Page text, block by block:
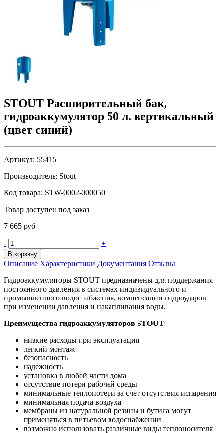
STOUT Расширительный бак,
гидроаккумулятор 50 л. вертикальный
(цвет синий)
Артикул: 55415
Производитель: Stout
Код товара: STW-0002-000050
Товар доступен под заказ
7 665 руб
- +
В корзину
Описание Характеристики Документация Отзывы
Гидроаккумуляторы STOUT предназначены для поддержания
постоянного давления в системах индивидуального и
промышленного водоснабжения, компенсации гидроударов
при изменении давления и накапливания воды.
Преимущества гидроаккумуляторов STOUT:
низкие расходы при эксплуатации
легкий монтаж
безопасность
надежность
установка в любой части дома
отсутствие потери рабочей среды
минимальные теплопотери за счет отсутствия испарения
минимальная подача воздуха
мембраны из натуральной резины и бутила могут
применяться в питьевом водоснабжении
возможно использовать различные виды теплоносителя